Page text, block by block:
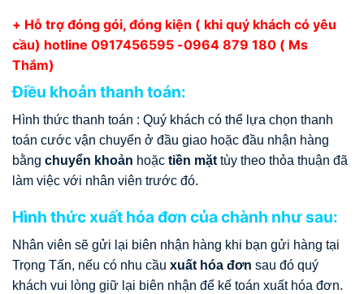
+ Hỗ trợ đóng gói, đóng kiện ( khi quý khách có yêu
cầu) hotline 0917456595 -0964 879 180 ( Ms
Thắm)
Điều khoản thanh toán:
Hình thức thanh toán : Quý khách có thể lựa chọn thanh
toán cước vận chuyển ở đầu giao hoặc đầu nhận hàng
bằng chuyển khoản hoặc tiền mặt tùy theo thỏa thuận đã
làm việc với nhân viên trước đó.
Hình thức xuất hóa đơn của chành như sau:
Nhân viên sẽ gửi lại biên nhận hàng khi bạn gửi hàng tại
Trọng Tấn, nếu có nhu cầu xuất hóa đơn sau đó quý
khách vui lòng giữ lại biên nhận để kế toán xuất hóa đơn.